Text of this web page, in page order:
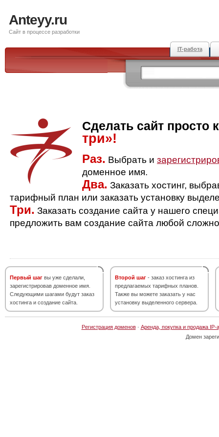
Anteyy.ru
Сайт в процессе разработки
IT-работа
Сделать сайт просто
три»!
Раз. Выбрать и
доменное имя.
Два. Заказать хостинг,
тарифный план или заказать установку
Три. Заказать создание сайта у нашего
предложить вам создание сайта любой
Первый шаг вы уже сделали,
зарегистрировав доменное имя.
Следующими шагами будут заказ
хостинга и создание сайта.
Второй шаг - заказ хостинга из
предлагаемых тарифных планов.
Также вы можете заказать у нас
установку выделенного сервера.
Регистрация доменов· Аренда, покупка и продажа IP-
Домен